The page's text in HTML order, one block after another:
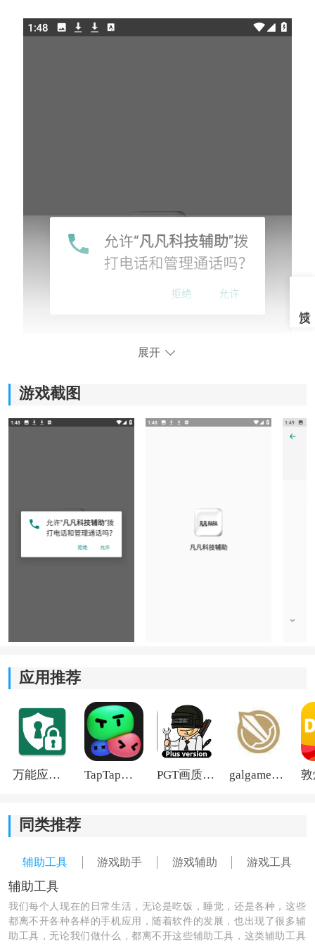
核心软件功能：
1、功能分类清晰：
支持对部分界面显示、灵敏度及操作方式进行调整，让
玩家按照自己的使用习惯进行个性化设置。
3、运行体验优化：
针对不同设备进行了适配处理，在部分机型上可获得更
稳定的运行表现，减少使用过程中出现卡顿或闪退情
4、操作逻辑简洁：
整体界面布局比较直观，常用功能入口较容易找到，降
低了初次使用时的
成本。
凡凡科技辅助怎么用：
1、安装软件后，先开启未知来源安装权限、悬浮窗权限
展开
游戏截图
应用推荐
万能应用隐藏 TapTap国际版2026 PGT画质助手旧版 galgame游戏盒子2026
同类推荐
辅助工具 游戏助手 游戏辅助 游戏工具
辅助工具
我们每个人现在的日常生活，无论是吃饭，睡觉，还是各种，这些
都离不开各种各样的手机应用，随着软件的发展，也出现了很多辅
助工具，无论我们做什么，都离不开这些辅助工具，这类辅助工具